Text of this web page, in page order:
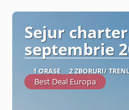
Sejur
septembrie
1 ORAȘE 2 ZBORURI/
Best Deal Europa